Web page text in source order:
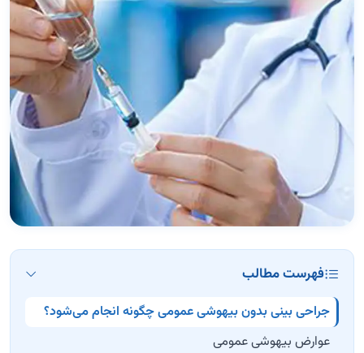
فهرست مطالب
جراحی بینی بدون بیهوشی عمومی چگونه انجام می‌شود؟
عوارض بیهوشی عمومی